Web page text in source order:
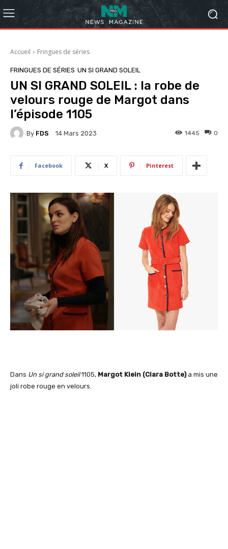
Accueil Fringues de séries
FRINGUES DE SÉRIES UN SI GRAND SOLEIL
UN SI GRAND SOLEIL : la robe de
velours rouge de Margot dans
l’épisode 1105
By FDS 14 Mars 2023 0
1445
Facebook X Pinterest
Dans Un si grand soleil1105, Margot Klein (Clara Botte)a mis une
joli robe rouge en velours.